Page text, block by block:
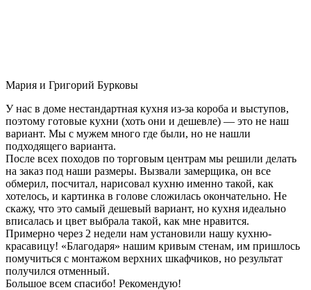
Мария и Григорий Бурковы
У нас в доме нестандартная кухня из-за короба и выступов,
поэтому готовые кухни (хоть они и дешевле) — это не наш
вариант. Мы с мужем много где были, но не нашли
подходящего варианта.
После всех походов по торговым центрам мы решили делать
на заказ под наши размеры. Вызвали замерщика, он все
обмерил, посчитал, нарисовал кухню именно такой, как
хотелось, и картинка в голове сложилась окончательно. Не
скажу, что это самый дешевый вариант, но кухня идеально
вписалась и цвет выбрала такой, как мне нравится.
Примерно через 2 недели нам установили нашу кухню-
красавицу! «Благодаря» нашим кривым стенам, им пришлось
помучиться с монтажом верхних шкафчиков, но результат
получился отменный.
Большое всем спасибо! Рекомендую!